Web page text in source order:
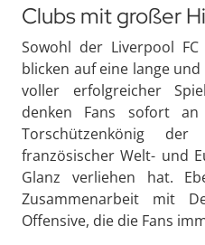
Clubs mit großer
Sowohl der Liverpool
blicken auf eine lange
voller erfolgreicher
denken Fans sofort
Torschützenkönig
französischer Welt- und
Glanz verliehen hat.
Zusammenarbeit mit
Offensive, die die Fans